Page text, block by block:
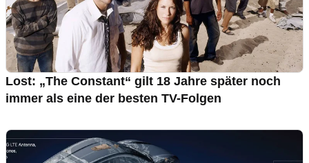
Lost: „The Constant“ gilt 18 Jahre später noch
immer als eine der besten TV-Folgen